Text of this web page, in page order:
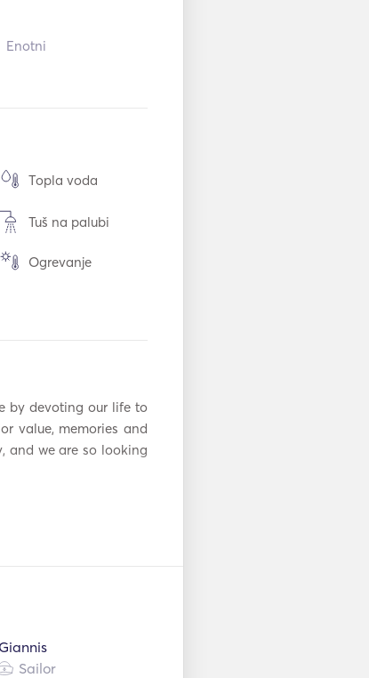
Enotni
Topla voda
Tuš na palubi
Ogrevanje
TV
Mp3 predvajalnik /
by devoting our life to
value, memories and
and we are so looking
Giannis
Sailor